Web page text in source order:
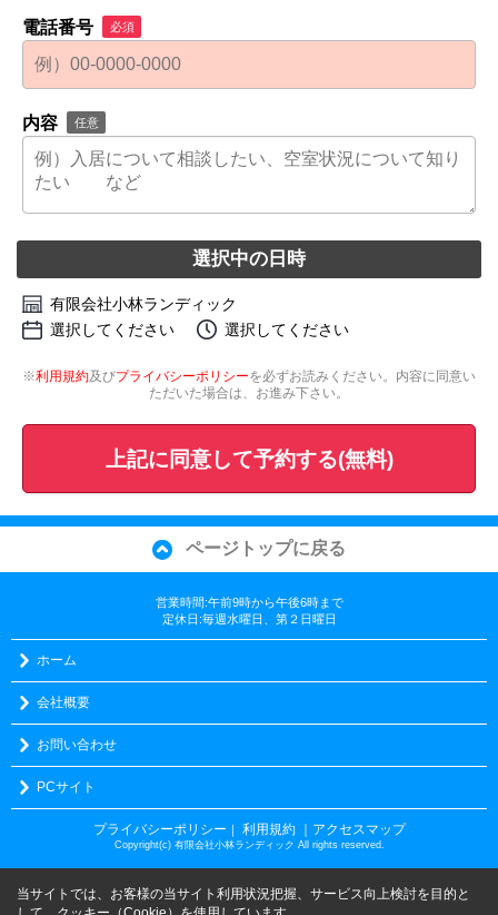
電話番号 必須
内容 任意
選択中の日時
有限会社小林ランディック
選択してください
選択してください
※利用規約及びプライバシーポリシーを必ずお読みください。内容に同意い
ただいた場合は、お進み下さい。
上記に同意して予約する(無料)
ページトップに戻る
営業時間:午前9時から午後6時まで
定休日:毎週水曜日、第２日曜日
ホーム
会社概要
お問い合わせ
PCサイト
プライバシーポリシー ｜ 利用規約 ｜アクセスマップ
Copyright(c) 有限会社小林ランディック All rights reserved.
当サイトでは、お客様の当サイト利用状況把握、サービス向上検討を目的と